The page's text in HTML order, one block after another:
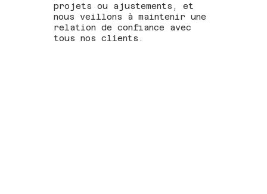
projets ou ajustements, et
nous veillons à maintenir une
relation de confiance avec
tous nos clients.